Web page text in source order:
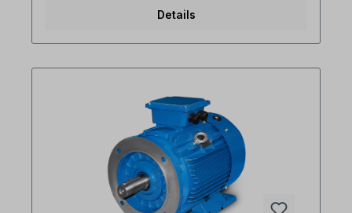
Kaltleiter, Betriebsart= S1- 100% ED,
Isolationsklasse= F (155°C), Kugellager= SKF
Kupplungsbetrieb ausgelegt. Bei Riemenantrieb
empfehlen wir verstärkte Zylinderrollenlager Der
Elektromotor ist für den Frequenzumrichter-
Einsatz und für beide Drehrichtungen geeignet.
Gemäß VDE 0105 bzw. IEC 364 sind alle Arbeiten
am Elektroantrieb nur von qualifiziertem
Fachpersonal durchzuführen. Bei Modifikationen
oder Sonderausführungen bitte Anfrage
Details